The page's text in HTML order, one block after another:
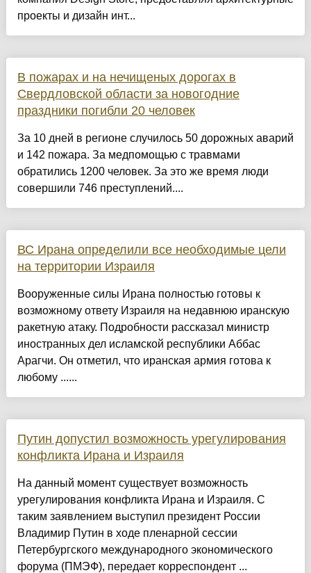
проекты и дизайн инт...
В пожарах и на нечищеных дорогах в
Свердловской области за новогодние
праздники погибли 20 человек
За 10 дней в регионе случилось 50 дорожных аварий
и 142 пожара. За медпомощью с травмами
обратились 1200 человек. За это же время люди
совершили 746 преступлений....
ВС Ирана определили все необходимые цели
на территории Израиля
Вооруженные силы Ирана полностью готовы к
возможному ответу Израиля на недавнюю иранскую
ракетную атаку. Подробности рассказал министр
иностранных дел исламской республики Аббас
Арагчи. Он отметил, что иранская армия готова к
любому ......
Путин допустил возможность урегулирования
конфликта Ирана и Израиля
На данный момент существует возможность
урегулирования конфликта Ирана и Израиля. С
таким заявлением выступил президент России
Владимир Путин в ходе пленарной сессии
Петербургского международного экономического
форума (ПМЭФ), передает корреспондент ...